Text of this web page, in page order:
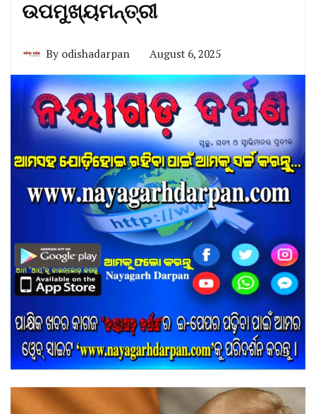
ଉପମୁଖ୍ୟମନ୍ତ୍ରୀ
By odishadarpan August 6, 2025